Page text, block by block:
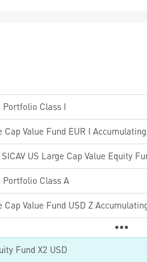
Portfolio Class I
Cap Value Fund EUR I
US Large Cap Value Equity
Portfolio Class A
Value Fund USD Z
Fund X2 USD